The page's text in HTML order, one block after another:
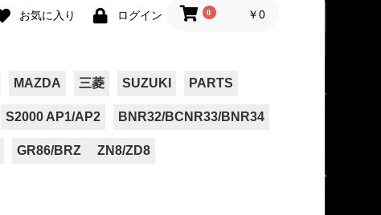
お気に入り ログイン 0 ￥0
MAZDA 三菱 SUZUKI PARTS
S2000 AP1/AP2 BNR32/BCNR33/BNR34
GR86/BRZ ZN8/ZD8